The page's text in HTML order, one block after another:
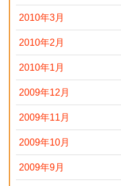
2010年3月
2010年2月
2010年1月
2009年12月
2009年11月
2009年10月
2009年9月